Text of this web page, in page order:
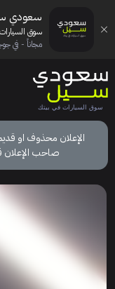
الإعلان محذوف او
صاحب الإعلان
سعودي
سوق
مجاناً - في